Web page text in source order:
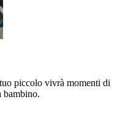
piccolo vivrà momenti di
bambino.